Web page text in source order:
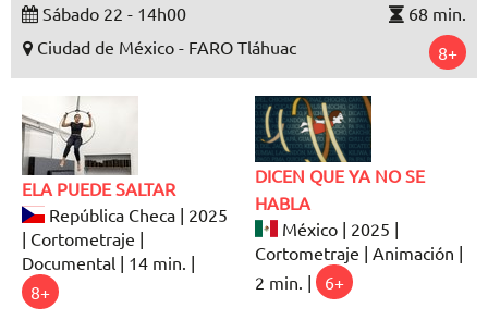
Sábado 22 - 14h00
68 min.
Ciudad de México - FARO Tláhuac
8+
ELA PUEDE SALTAR
República Checa | 2025
| Cortometraje |
Documental | 14 min. |
8+
DICEN QUE YA NO SE
HABLA
México | 2025 |
Cortometraje | Animación |
2 min. |
6+